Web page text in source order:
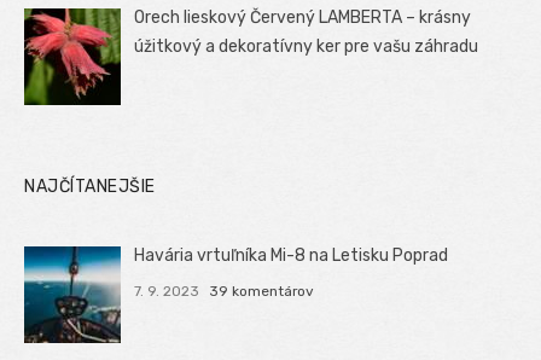
Orech lieskový Červený LAMBERTA – krásny
úžitkový a dekoratívny ker pre vašu záhradu
NAJČÍTANEJŠIE
Havária vrtuľníka Mi-8 na Letisku Poprad
7. 9. 2023 39 komentárov